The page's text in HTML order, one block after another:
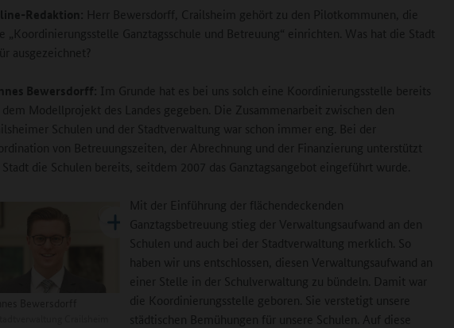
Redaktion: Herr Bewersdorff, Crailsheim gehört zu den Pilotkommunen, die
„Koordinierungsstelle Ganztagsschule und Betreuung“ einrichten. Was hat die Stadt
ausgezeichnet?
Bewersdorff: Im Grunde hat es bei uns solch eine Koordinierungsstelle bereits
dem Modellprojekt des Landes gegeben. Die Zusammenarbeit zwischen den
Schulen und der Stadtverwaltung war schon immer eng. Bei der
von Betreuungszeiten, der Abrechnung und der Finanzierung unterstützt
die Schulen bereits, seitdem 2007 das Ganztagsangebot eingeführt wurde.
Mit der Einführung der flächendeckenden
Ganztagsbetreuung stieg der Verwaltungsaufwand an den
Schulen und auch bei der Stadtverwaltung merklich. So
haben wir uns entschlossen, diesen Verwaltungsaufwand an
einer Stelle in der Schulverwaltung zu bündeln. Damit war
die Koordinierungsstelle geboren. Sie verstetigt unsere
städtischen Bemühungen für unsere Schulen. Auf diese